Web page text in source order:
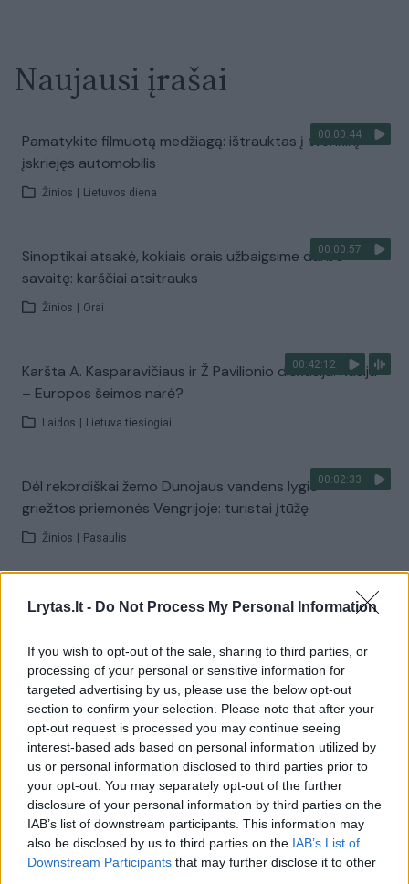
Lrytas.lt - Do Not Process My Personal Information
If you wish to opt-out of the sale, sharing to third parties, or
processing of your personal or sensitive information for
targeted advertising by us, please use the below opt-out
section to confirm your selection. Please note that after your
opt-out request is processed you may continue seeing
interest-based ads based on personal information utilized by
us or personal information disclosed to third parties prior to
your opt-out. You may separately opt-out of the further
disclosure of your personal information by third parties on the
IAB’s list of downstream participants. This information may
also be disclosed by us to third parties on the IAB’s List of
Downstream Participants that may further disclose it to other
Naujausi įrašai
00:00:44
Pamatykite filmuotą medžiagą: ištrauktas į tvenkinį
įskriejęs automobilis
Žinios Lietuvos diena
00:00:57
Sinoptikai atsakė, kokiais orais užbaigsime darbo
savaitę: karščiai atsitrauks
Žinios Orai
00:42:12
Karšta A. Kasparavičiaus ir Ž Pavilionio diskusija: Rusija
– Europos šeimos narė?
Laidos Lietuva tiesiogiai
00:02:33
Dėl rekordiškai žemo Dunojaus vandens lygio –
griežtos priemonės Vengrijoje: turistai įtūžę
Žinios Pasaulis
Visi įrašai
Žiūrimiausi įrašai
00:00:30
Vaizdai iš tragiškos avarijos Vilniaus r.: dviejų moterų ir
vaiko gyvybių išgelbėti nepavyko
Žinios | Lietuvos diena
00:00:57
Savaitės vidurys nusimato karštas: temperatūra kils iki